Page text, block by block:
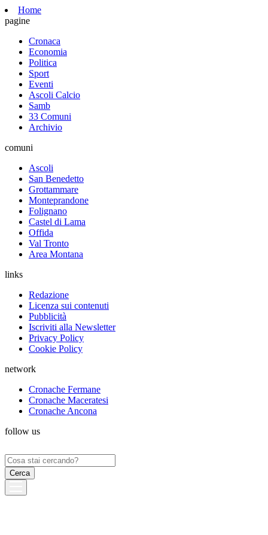
Home
pagine
Cronaca
Economia
Politica
Sport
Eventi
Ascoli Calcio
Samb
33 Comuni
Archivio
comuni
Ascoli
San Benedetto
Grottammare
Monteprandone
Folignano
Castel di Lama
Offida
Val Tronto
Area Montana
links
Redazione
Licenza sui contenuti
Pubblicità
Iscriviti alla Newsletter
Privacy Policy
Cookie Policy
network
Cronache Fermane
Cronache Maceratesi
Cronache Ancona
follow us
Ricerca
per: